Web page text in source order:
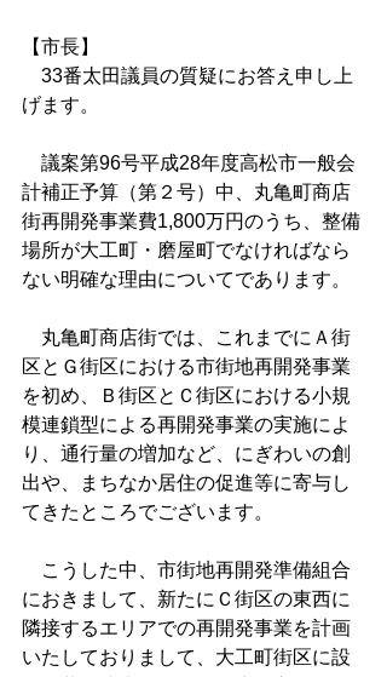
【市長】
33番太田議員の質疑にお答え申し上
げます。
議案第96号平成28年度高松市一般会
計補正予算（第２号）中、丸亀町商店
街再開発事業費1,800万円のうち、整備
場所が大工町・磨屋町でなければなら
ない明確な理由についてであります。
丸亀町商店街では、これまでにＡ街
区とＧ街区における市街地再開発事業
を初め、Ｂ街区とＣ街区における小規
模連鎖型による再開発事業の実施によ
り、通行量の増加など、にぎわいの創
出や、まちなか居住の促進等に寄与し
てきたところでございます。
こうした中、市街地再開発準備組合
におきまして、新たにＣ街区の東西に
隣接するエリアでの再開発事業を計画
いたしておりまして、大工町街区に設